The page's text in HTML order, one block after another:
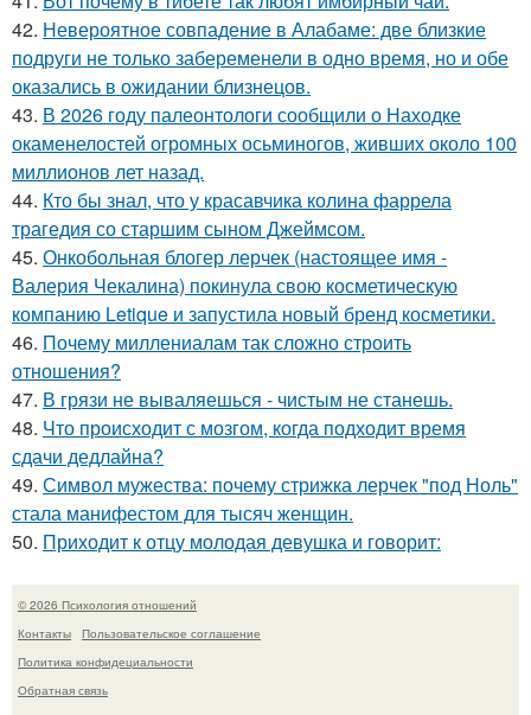
42. Невероятное совпадение в Алабаме: две близкие
подруги не только забеременели в одно время, но и обе
оказались в ожидании близнецов.
43. В 2026 году палеонтологи сообщили о Находке
окаменелостей огромных осьминогов, живших около 100
миллионов лет назад.
44. Кто бы знал, что у красавчика колина фаррела
трагедия со старшим сыном Джеймсом.
45. Онкобольная блогер лерчек (настоящее имя -
Валерия Чекалина) покинула свою косметическую
компанию Letique и запустила новый бренд косметики.
46. Почему миллениалам так сложно строить
отношения?
47. В грязи не вываляешься - чистым не станешь.
48. Что происходит с мозгом, когда подходит время
сдачи дедлайна?
49. Символ мужества: почему стрижка лерчек "под Ноль"
стала манифестом для тысяч женщин.
50. Приходит к отцу молодая девушка и говорит:
© 2026 Психология отношений
Контакты
Пользовательское соглашение
Политика конфидециальности
Обратная связь